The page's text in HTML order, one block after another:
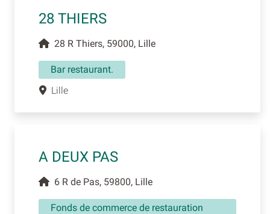
28 THIERS
28 R Thiers, 59000, Lille
Bar restaurant.
Lille
A DEUX PAS
6 R de Pas, 59800, Lille
Fonds de commerce de restauration